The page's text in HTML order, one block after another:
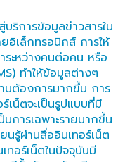
ริการข้อมูลข่าวสารใน
อิเล็กทรอนิกส์ การให้
ระหว่างคนต่อคน หรือ
ทำให้ข้อมูลต่างๆ
มต้องการมากขึ้น การ
น็ตจะเป็นรูปแบบที่มี
การเฉพาะรายมากขึ้น
นรู้ผ่านสื่ออินเทอร์เน็ต
อร์เน็ตในปัจจุบันมี